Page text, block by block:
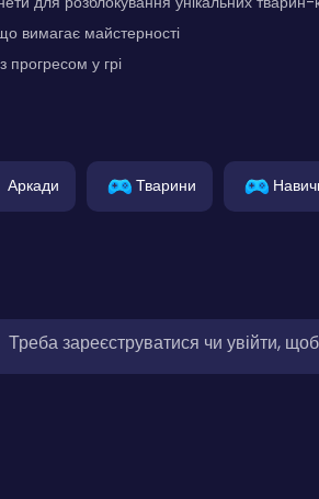
вимагає майстерності
прогресом у грі
Аркади Тварини
Треба зареєструватися чи увійти,